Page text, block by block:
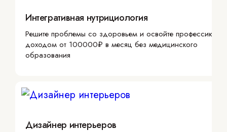
Интегративная нутрициология
Решите проблемы со здоровьем и освойте профессию с
доходом от 100000₽ в месяц без медицинского
образования
Дизайнер интерьеров